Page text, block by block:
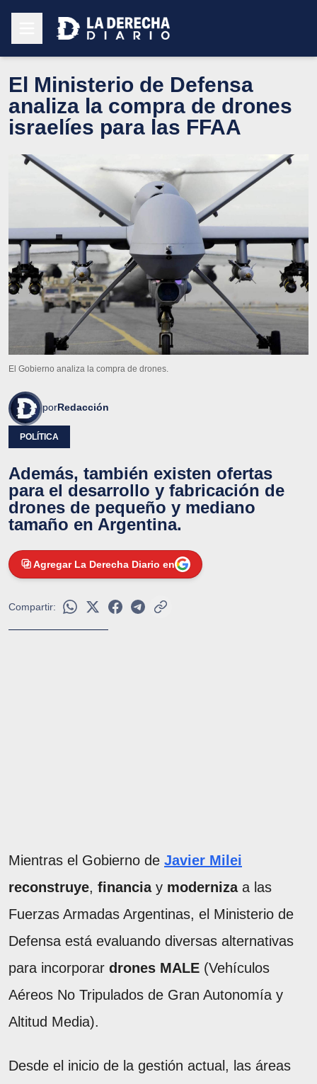
El Ministerio de Defensa
analiza la compra de drones
israelíes para las FFAA
El Gobierno analiza la compra de drones.
porRedacción
POLÍTICA
Además, también existen ofertas
para el desarrollo y fabricación de
drones de pequeño y mediano
tamaño en Argentina.
Agregar La Derecha Diario en
Compartir:
Mientras el Gobierno de Javier Milei
reconstruye, financiay modernizaa las
Fuerzas Armadas Argentinas, el Ministerio de
Defensa está evaluando diversas alternativas
para incorporar drones MALE (Vehículos
Aéreos No Tripulados de Gran Autonomía y
Altitud Media).
Desde el inicio de la gestión actual, las áreas